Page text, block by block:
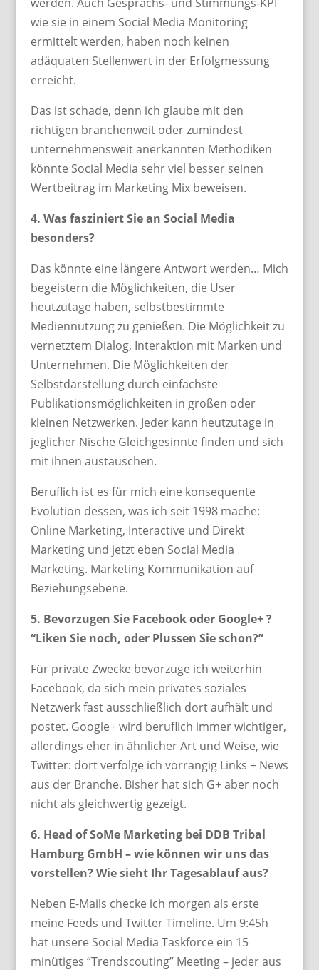
wie sie in einem Social Media Monitoring
ermittelt werden, haben noch keinen
adäquaten Stellenwert in der Erfolgmessung
erreicht.
Das ist schade, denn ich glaube mit den
richtigen branchenweit oder zumindest
unternehmensweit anerkannten Methodiken
könnte Social Media sehr viel besser seinen
Wertbeitrag im Marketing Mix beweisen.
4. Was fasziniert Sie an Social Media
besonders?
Das könnte eine längere Antwort werden… Mich
begeistern die Möglichkeiten, die User
heutzutage haben, selbstbestimmte
Mediennutzung zu genießen. Die Möglichkeit zu
vernetztem Dialog, Interaktion mit Marken und
Unternehmen. Die Möglichkeiten der
Selbstdarstellung durch einfachste
Publikationsmöglichkeiten in großen oder
kleinen Netzwerken. Jeder kann heutzutage in
jeglicher Nische Gleichgesinnte finden und sich
mit ihnen austauschen.
Beruflich ist es für mich eine konsequente
Evolution dessen, was ich seit 1998 mache:
Online Marketing, Interactive und Direkt
Marketing und jetzt eben Social Media
Marketing. Marketing Kommunikation auf
Beziehungsebene.
5. Bevorzugen Sie Facebook oder Google+ ?
“Liken Sie noch, oder Plussen Sie schon?”
Für private Zwecke bevorzuge ich weiterhin
Facebook, da sich mein privates soziales
Netzwerk fast ausschließlich dort aufhält und
postet. Google+ wird beruflich immer wichtiger,
allerdings eher in ähnlicher Art und Weise, wie
Twitter: dort verfolge ich vorrangig Links + News
aus der Branche. Bisher hat sich G+ aber noch
nicht als gleichwertig gezeigt.
6. Head of SoMe Marketing bei DDB Tribal
Hamburg GmbH – wie können wir uns das
vorstellen? Wie sieht Ihr Tagesablauf aus?
Neben E-Mails checke ich morgen als erste
meine Feeds und Twitter Timeline. Um 9:45h
hat unsere Social Media Taskforce ein 15
minütiges “Trendscouting” Meeting – jeder aus